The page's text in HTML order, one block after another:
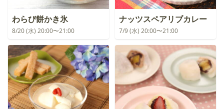
わらび餅かき氷
8/20 (水) 20:00〜21:00
ナッツスペアリブカレー
7/9 (水) 20:00〜21:00